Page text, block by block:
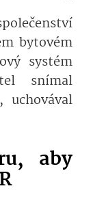
bytovém
systém
snímal
uchovával
aby